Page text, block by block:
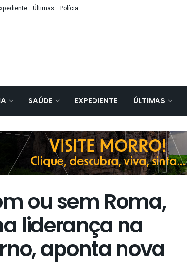
Últimas Polícia
SAÚDE EXPEDIENTE ÚLTIMAS
ou sem Roma,
liderança na
aponta nova